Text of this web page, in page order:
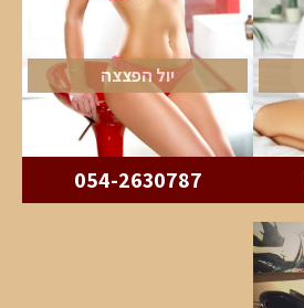
יול הפצצה
054-2630787